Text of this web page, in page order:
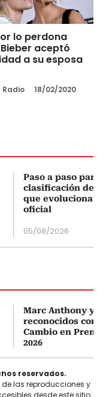
lo perdona
aceptó
a su esposa
18/02/2020
Paso a paso
clasificación del
que evoluciona
oficial
05/08/2026
Marc Anthony y
reconocidos
Cambio en
2026
reservados.
de las reproducciones y
desde este sitio